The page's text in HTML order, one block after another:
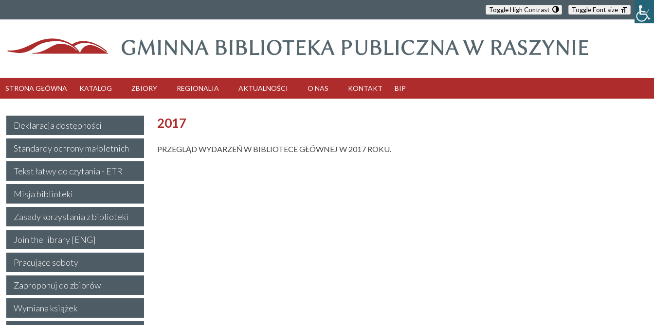
Toggle High Contrast Toggle Font size
STRONA GŁÓWNA KATALOG ZBIORY REGIONALIA AKTUALNOŚCI O NAS KONTAKT BIP
2017
PRZEGLĄD WYDARZEŃ W BIBLIOTECE GŁÓWNEJ W 2017 ROKU.
Deklaracja dostępności
Standardy ochrony małoletnich
Tekst łatwy do czytania - ETR
Misja biblioteki
Zasady korzystania z biblioteki
Join the library [ENG]
Pracujące soboty
Zaproponuj do zbiorów
Wymiana książek